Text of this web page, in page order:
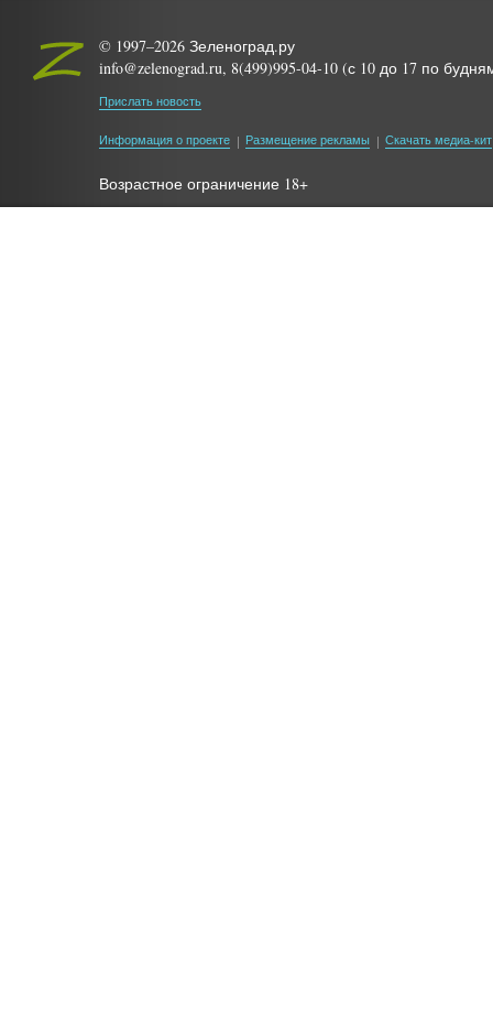
© 1997–2026 Зеленоград.ру
info@zelenograd.ru, 8(499)995-04-10 (с 10 до 17 по
Прислать новость
Информация о проекте Размещение рекламы Скачать медиа-кит
Возрастное ограничение 18+